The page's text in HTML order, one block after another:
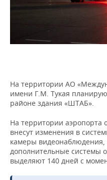
НЕФТЕХИМИЯ
ТРАНСПОРТ
IT
ТЕЛЕКОММУНИКАЦИИ
НОВОСТИ
БИЗНЕС-БРАНЧИ
ОТКРЫТАЯ ЛЕКЦИЯ
СПОРТ
ФУТБОЛ
БАСКЕТБОЛ
ВОЛЕЙБОЛ
НОВОСТИ ОБЩЕСТВА
ИНФРАСТРУКТУРА
ИСТОРИЯ
ФОТОГАЛЕРЕЯ
СПРАВОЧНИК
СПИСОК ПЕРСОН
ПОЛНАЯ ВЕРСИЯ
На территории АО
имени Г.М. Тукая
районе здания «ШТАБ».
На территории аэропорта
внесут изменения в
камеры видеонаблюдения,
дополнительные системы
выделяют 140 дней с